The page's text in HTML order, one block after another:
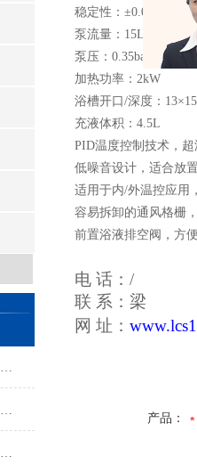
如何利用氧化锆氧量分析仪提高工业效率？
过滤因子测定仪的校准方法与注意事项
物联网实验箱：连接未来的智能世界
稳定性：±0.03°C
泵流量：15L/min
泵压：0.35bar
加热功率：2kW
浴槽开口/深度：
充液体积：4.5L
PID温度控制技术，
低噪音设计，适合放
适用于内/外温控应用
容易拆卸的通风格栅
前置浴液排空阀，方
电 话：/
联 系：梁
网 址：
产品：